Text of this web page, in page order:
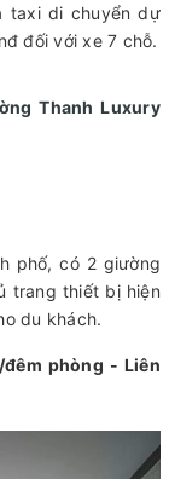
taxi di chuyển dự
đối với xe 7 chỗ.
Thanh Luxury
phố, có 2 giường
trang thiết bị hiện
du khách.
phòng - Liên